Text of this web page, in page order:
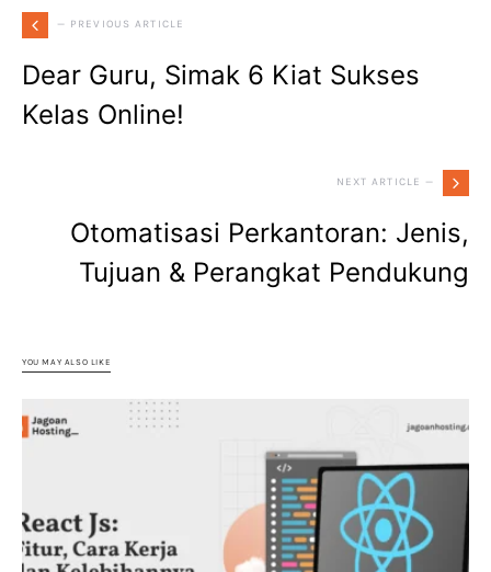
— PREVIOUS ARTICLE
Dear Guru, Simak 6 Kiat Sukses
Kelas Online!
NEXT ARTICLE —
Otomatisasi Perkantoran: Jenis,
Tujuan & Perangkat Pendukung
YOU MAY ALSO LIKE